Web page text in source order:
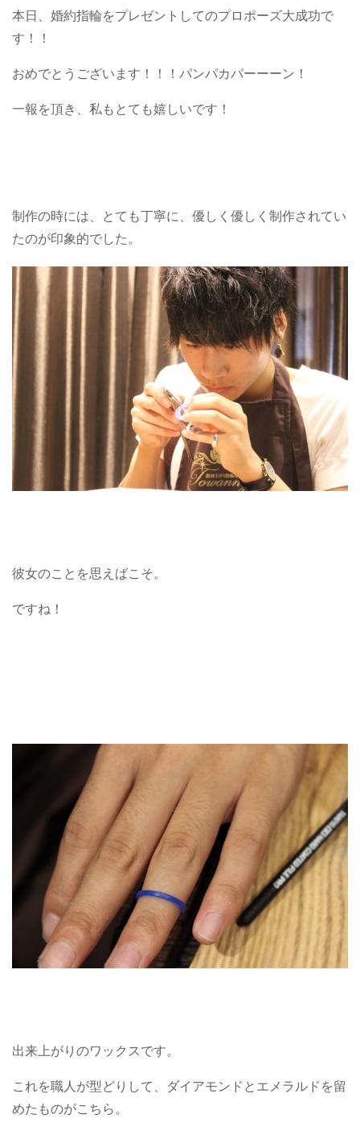
本日、婚約指輪をプレゼントしてのプロポーズ大成功で
す！！
おめでとうございます！！！パンパカパーーーン！
一報を頂き、私もとても嬉しいです！
制作の時には、とても丁寧に、優しく優しく制作されてい
たのが印象的でした。
彼女のことを思えばこそ。
ですね！
出来上がりのワックスです。
これを職人が型どりして、ダイアモンドとエメラルドを留
めたものがこちら。